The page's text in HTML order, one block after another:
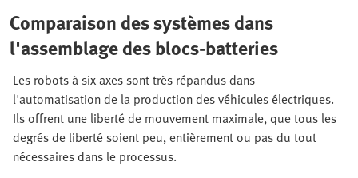
Comparaison des systèmes dans
l'assemblage des blocs-batteries
Les robots à six axes sont très répandus dans
l'automatisation de la production des véhicules électriques.
Ils offrent une liberté de mouvement maximale, que tous les
degrés de liberté soient peu, entièrement ou pas du tout
nécessaires dans le processus.